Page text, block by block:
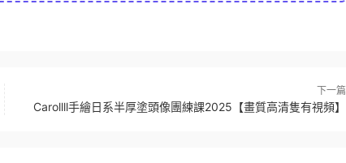
下一篇
Carollll手繪日系半厚塗頭像團練課2025【畫質高清隻有視頻】